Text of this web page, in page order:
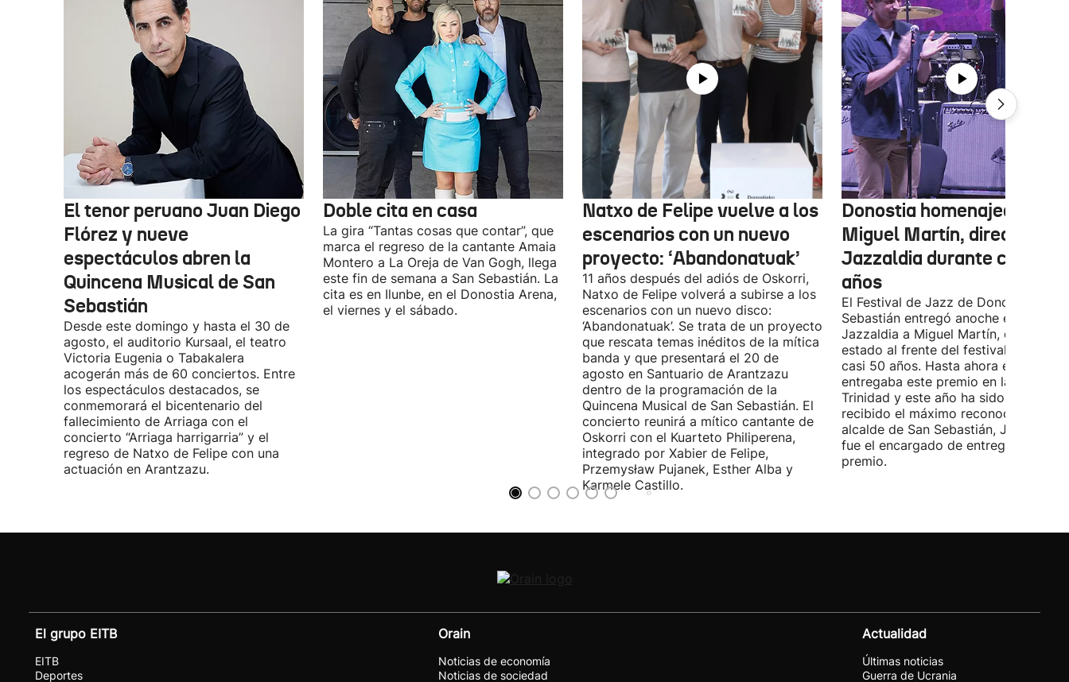
El tenor peruano Juan Diego
Flórez y nueve
espectáculos abren la
Quincena Musical de San
Sebastián
Desde este domingo y hasta el 30 de
agosto, el auditorio Kursaal, el teatro
Victoria Eugenia o Tabakalera
acogerán más de 60 conciertos. Entre
los espectáculos destacados, se
conmemorará el bicentenario del
fallecimiento de Arriaga con el
concierto “Arriaga harrigarria” y el
regreso de Natxo de Felipe con una
actuación en Arantzazu.
Doble cita en casa
La gira “Tantas cosas que contar”, que
marca el regreso de la cantante Amaia
Montero a La Oreja de Van Gogh, llega
este fin de semana a San Sebastián. La
cita es en Ilunbe, en el Donostia Arena,
el viernes y el sábado.
Natxo de Felipe vuelve a los
escenarios con un nuevo
proyecto: ‘Abandonatuak’
11 años después del adiós de Oskorri,
Natxo de Felipe volverá a subirse a los
escenarios con un nuevo disco:
‘Abandonatuak’. Se trata de un proyecto
que rescata temas inéditos de la mítica
banda y que presentará el 20 de
agosto en Santuario de Arantzazu
dentro de la programación de la
Quincena Musical de San Sebastián. El
concierto reunirá a mítico cantante de
Oskorri con el Kuarteto Philiperena,
integrado por Xabier de Felipe,
Przemysław Pujanek, Esther Alba y
Karmele Castillo.
Donostia homenajea a
Miguel Martín, director del
Jazzaldia durante casi 50
años
El Festival de Jazz de Donostia-San
Sebastián entregó anoche el premio
Jazzaldia a Miguel Martín, quien ha
estado al frente del festival durante
casi 50 años. Hasta ahora era él
entregaba este premio en la Plaza
Trinidad y este año ha sido él quien
recibido el máximo reconocimiento.
alcalde de San Sebastián, Jon
fue el encargado de entregarle el
premio.
El grupo EITB
EITB
Deportes
Orain
Noticias de economía
Noticias de sociedad
Actualidad
Últimas noticias
Guerra de Ucrania